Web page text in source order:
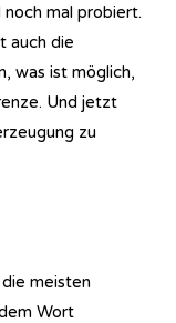
mal probiert.
auch die
was ist möglich,
Und jetzt
zu
meisten
Wort